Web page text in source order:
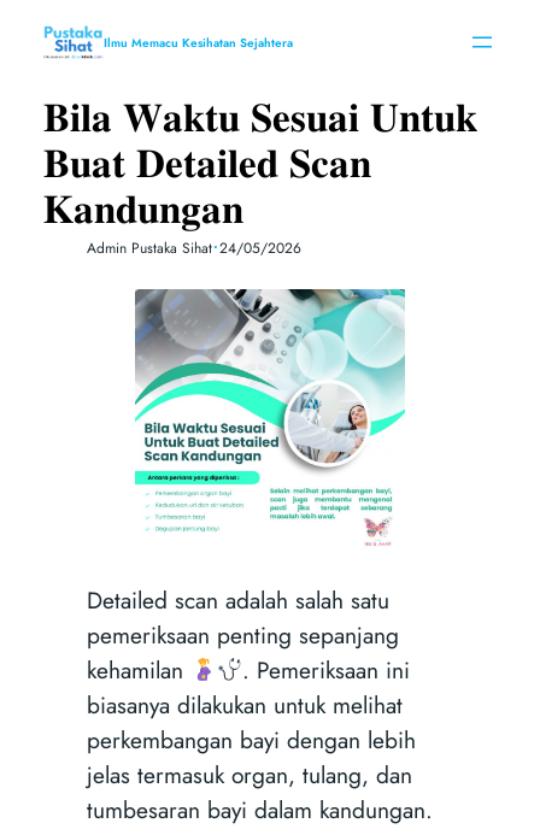
Ilmu Memacu Kesihatan Sejahtera
𝐁𝐢𝐥𝐚 𝐖𝐚𝐤𝐭𝐮 𝐒𝐞𝐬𝐮𝐚𝐢 𝐔𝐧𝐭𝐮𝐤
𝐁𝐮𝐚𝐭 𝐃𝐞𝐭𝐚𝐢𝐥𝐞𝐝 𝐒𝐜𝐚𝐧
𝐊𝐚𝐧𝐝𝐮𝐧𝐠𝐚𝐧
Admin Pustaka Sihat•24/05/2026
Detailed scan adalah salah satu
pemeriksaan penting sepanjang
kehamilan
. Pemeriksaan ini
biasanya dilakukan untuk melihat
perkembangan bayi dengan lebih
jelas termasuk organ, tulang, dan
tumbesaran bayi dalam kandungan.